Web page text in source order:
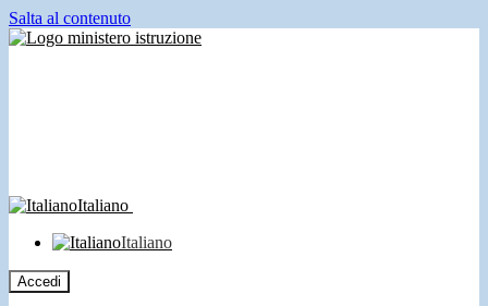
Salta al contenuto
Italiano
Italiano
Accedi